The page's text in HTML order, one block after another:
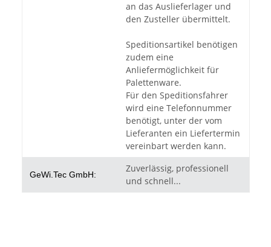
an das Auslieferlager und
den Zusteller übermittelt.
Speditionsartikel benötigen
zudem eine
Anliefermöglichkeit für
Palettenware.
Für den Speditionsfahrer
wird eine Telefonnummer
benötigt, unter der vom
Lieferanten ein Liefertermin
vereinbart werden kann.
GeWi.Tec GmbH:
Zuverlässig, professionell
und schnell...